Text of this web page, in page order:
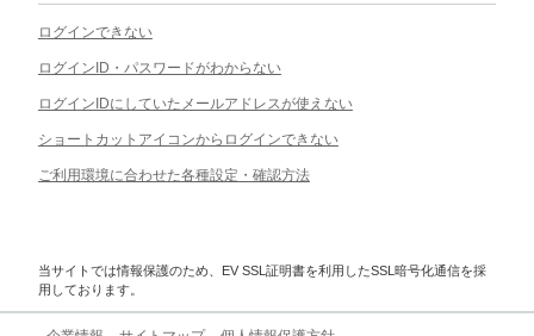
ログインできない
ログインID・パスワードがわからない
ログインIDにしていたメールアドレスが使えない
ショートカットアイコンからログインできない
ご利用環境に合わせた各種設定・確認方法
当サイトでは情報保護のため、EV SSL証明書を利用したSSL暗号化通信を採
用しております。